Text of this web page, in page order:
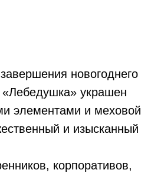
новогоднего
«Лебедушка» украшен
элементами и меховой
и изысканный
корпоративов,